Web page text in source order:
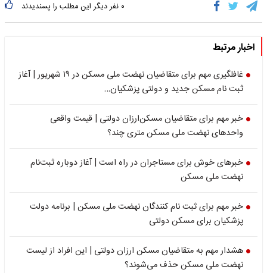
۰ نفر دیگر این مطلب را پسندیدند
اخبار مرتبط
غافلگیری مهم برای متقاضیان نهضت ملی مسکن در ۱۹ شهریور | آغاز
ثبت نام مسکن جدید و دولتی پزشکیان…
خبر مهم برای متقاضیان مسکن‌ارزان دولتی | قیمت واقعی
واحدهای نهضت ملی مسکن متری چند؟
خبرهای خوش برای مستاجران در راه است | آغاز دوباره ثبت‌نام
نهضت ملی مسکن
خبر مهم برای ثبت نام کنندگان نهضت ملی مسکن | برنامه دولت
پزشکیان برای مسکن دولتی
هشدار مهم به متقاضیان مسکن ارزان دولتی | این افراد از لیست
نهضت ملی مسکن حذف می‌شوند؟